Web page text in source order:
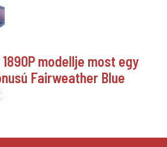
modellje most egy
Fairweather Blue